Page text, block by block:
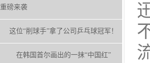
重磅来袭
这位“削球手”拿了公司乒乓球冠军！
在韩国首尔画出的一抹“中国红”